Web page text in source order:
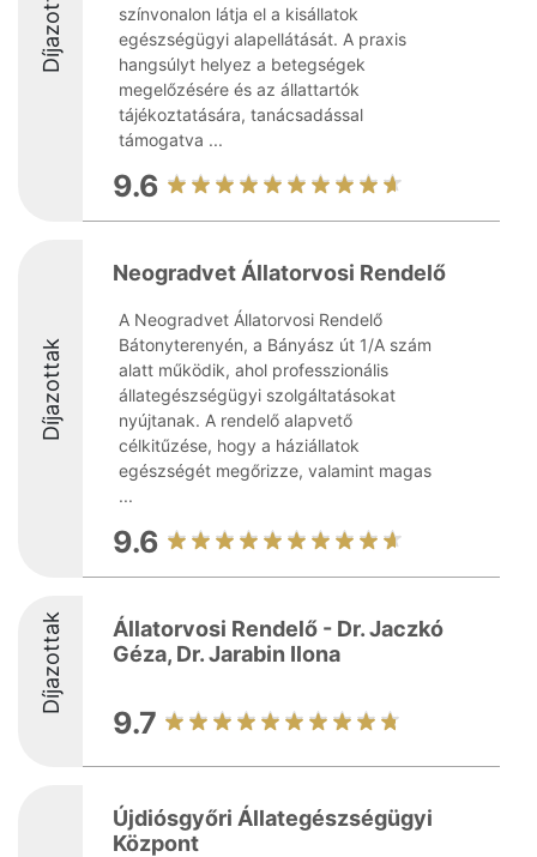
Díjazottak
színvonalon látja el a kisállatok
egészségügyi alapellátását. A praxis
hangsúlyt helyez a betegségek
megelőzésére és az állattartók
tájékoztatására, tanácsadással
támogatva ...
9.6
Díjazottak
Neogradvet Állatorvosi Rendelő
A Neogradvet Állatorvosi Rendelő
Bátonyterenyén, a Bányász út 1/A szám
alatt működik, ahol professzionális
állategészségügyi szolgáltatásokat
nyújtanak. A rendelő alapvető
célkitűzése, hogy a háziállatok
egészségét megőrizze, valamint magas
...
9.6
Díjazottak
Állatorvosi Rendelő - Dr. Jaczkó
Géza, Dr. Jarabin Ilona
9.7
Újdiósgyőri Állategészségügyi
Központ